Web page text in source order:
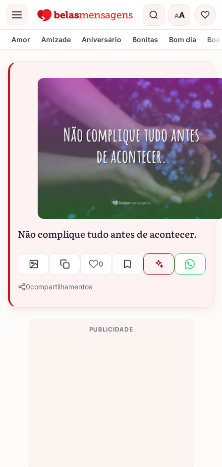
Menu AA
Tamanho do
Amor Amizade Aniversário Bonitas Bom dia
Não complique tudo antes de acontecer.
0
0compartilhamentos
PUBLICIDADE